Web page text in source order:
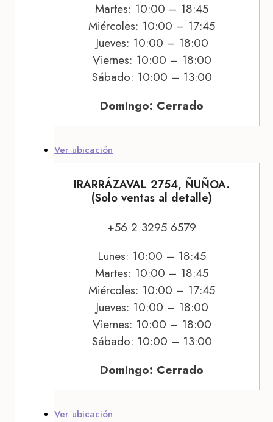
Martes: 10:00 – 18:45
Miércoles: 10:00 – 17:45
Jueves: 10:00 – 18:00
Viernes: 10:00 – 18:00
Sábado: 10:00 – 13:00
Domingo: Cerrado
Ver ubicación
IRARRÁZAVAL 2754, ÑUÑOA.
(Solo ventas al detalle)
+56 2 3295 6579
Lunes: 10:00 – 18:45
Martes: 10:00 – 18:45
Miércoles: 10:00 – 17:45
Jueves: 10:00 – 18:00
Viernes: 10:00 – 18:00
Sábado: 10:00 – 13:00
Domingo: Cerrado
Ver ubicación